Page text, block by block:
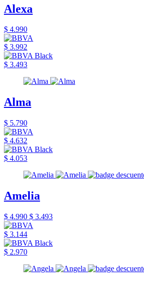
Alexa
$ 4.990
$ 3.992
$ 3.493
Alma
$ 5.790
$ 4.632
$ 4.053
Amelia
$ 4.990 $ 3.493
$ 3.144
$ 2.970